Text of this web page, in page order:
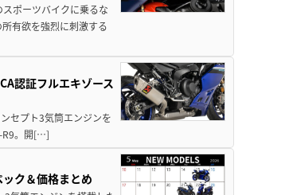
ポーツバイクに乗るな
有欲を強烈に刺激する
認証フルエキゾース
セプト3気筒エンジンを
R9。開[…]
ク＆価格まとめ